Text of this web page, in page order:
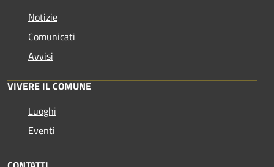
Notizie
Comunicati
Avvisi
VIVERE IL COMUNE
Luoghi
Eventi